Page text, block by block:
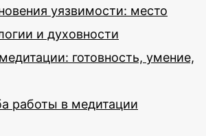
уязвимости: место
и духовности
готовность, умение,
работы в медитации